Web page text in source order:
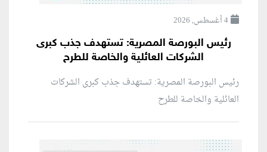
4 أغسطس, 2026
رئيس البورصة المصرية: تستهدف جذب كبرى
الشركات العائلية والخاصة للطرح
رئيس البورصة المصرية: تستهدف جذب كبرى الشركات
العائلية والخاصة للطرح